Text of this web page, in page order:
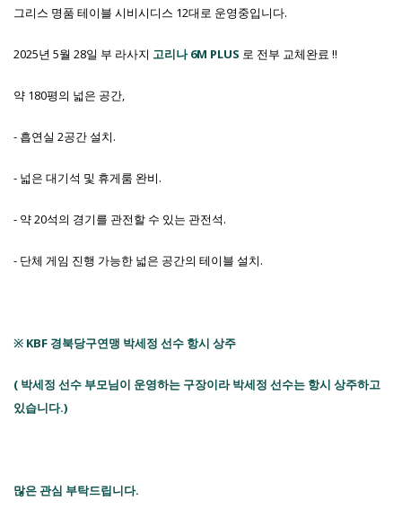
그리스 명품 테이블 시비시디스 12대로 운영중입니다.
2025년 5월 28일 부 라사지 고리나 6M PLUS 로 전부 교체완료 !!
약 180평의 넓은 공간,
- 흡연실 2공간 설치.
- 넓은 대기석 및 휴게룸 완비.
- 약 20석의 경기를 관전할 수 있는 관전석.
- 단체 게임 진행 가능한 넓은 공간의 테이블 설치.
※ KBF 경북당구연맹 박세정 선수 항시 상주
( 박세정 선수 부모님이 운영하는 구장이라 박세정 선수는 항시 상주하고
있습니다.)
많은 관심 부탁드립니다.